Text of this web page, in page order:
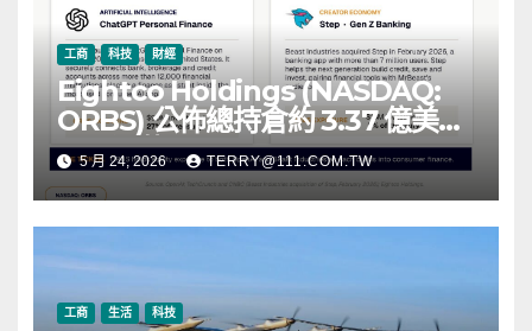
工商 科技 財經
Eightco Holdings (NASDAQ:
ORBS) 公佈總持倉約 3.37 億美
元，涵蓋 OpenAI、Beast
Industries、超過 11,000 枚以太
幣 (ETH) 及逾 2.83 億枚 WLD 代
5 月 24, 2026 TERRY@111.COM.TW
工商 生活 科技